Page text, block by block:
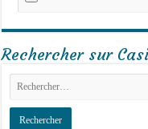
Rechercher sur